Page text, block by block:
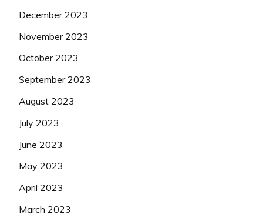
December 2023
November 2023
October 2023
September 2023
August 2023
July 2023
June 2023
May 2023
April 2023
March 2023